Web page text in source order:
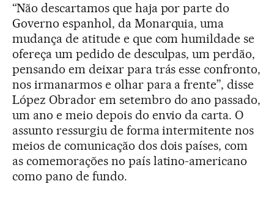
“Não descartamos que haja por parte do
Governo espanhol, da Monarquia, uma
mudança de atitude e que com humildade se
ofereça um pedido de desculpas, um perdão,
pensando em deixar para trás esse confronto,
nos irmanarmos e olhar para a frente”, disse
López Obrador em setembro do ano passado,
um ano e meio depois do envio da carta. O
assunto ressurgiu de forma intermitente nos
meios de comunicação dos dois países, com
as comemorações no país latino-americano
como pano de fundo.